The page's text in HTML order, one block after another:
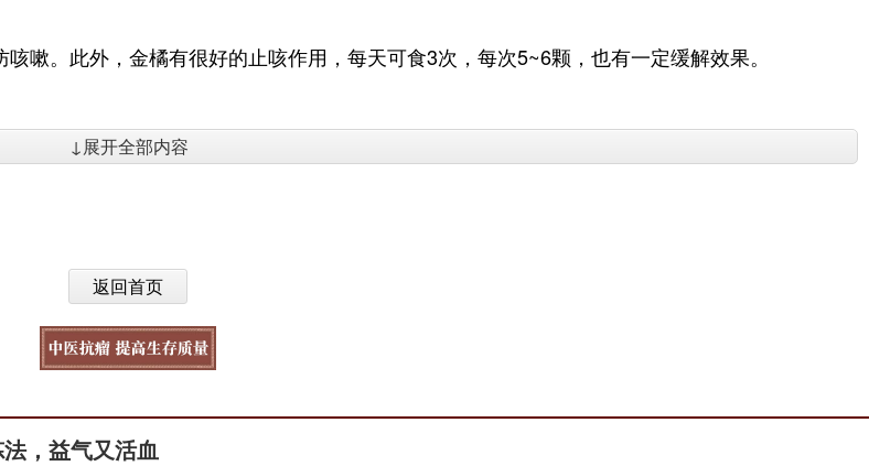
嗽。此外，金橘有很好的止咳作用，每天可食3次，每次5~6颗，也有一定缓解效果。
↓展开全部内容
返回首页
，益气又活血